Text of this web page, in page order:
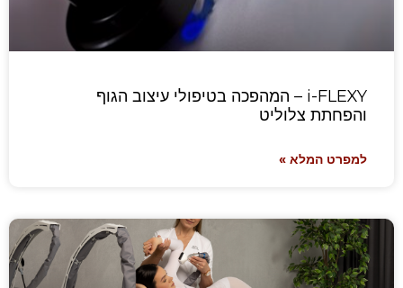
i-FLEXY – המהפכה בטיפולי עיצוב הגוף
והפחתת צלוליט
למפרט המלא »